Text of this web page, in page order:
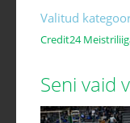
Valitud
Credit24
Seni vaid